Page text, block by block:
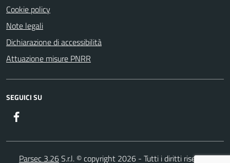
Cookie policy
Note legali
Dichiarazione di accessibilità
Attuazione misure PNRR
SEGUICI SU
Parsec 3.26S.r.l. © copyright 2026 - Tutti i diritti riservati